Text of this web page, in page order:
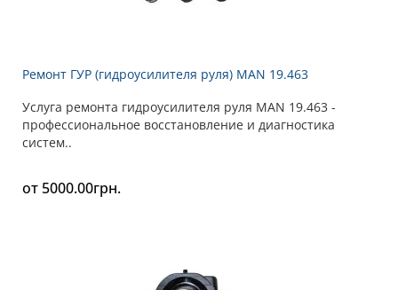
Ремонт ГУР (гидроусилителя руля) MAN 19.463
Услуга ремонта гидроусилителя руля MAN 19.463 -
профессиональное восстановление и диагностика
систем..
от 5000.00грн.